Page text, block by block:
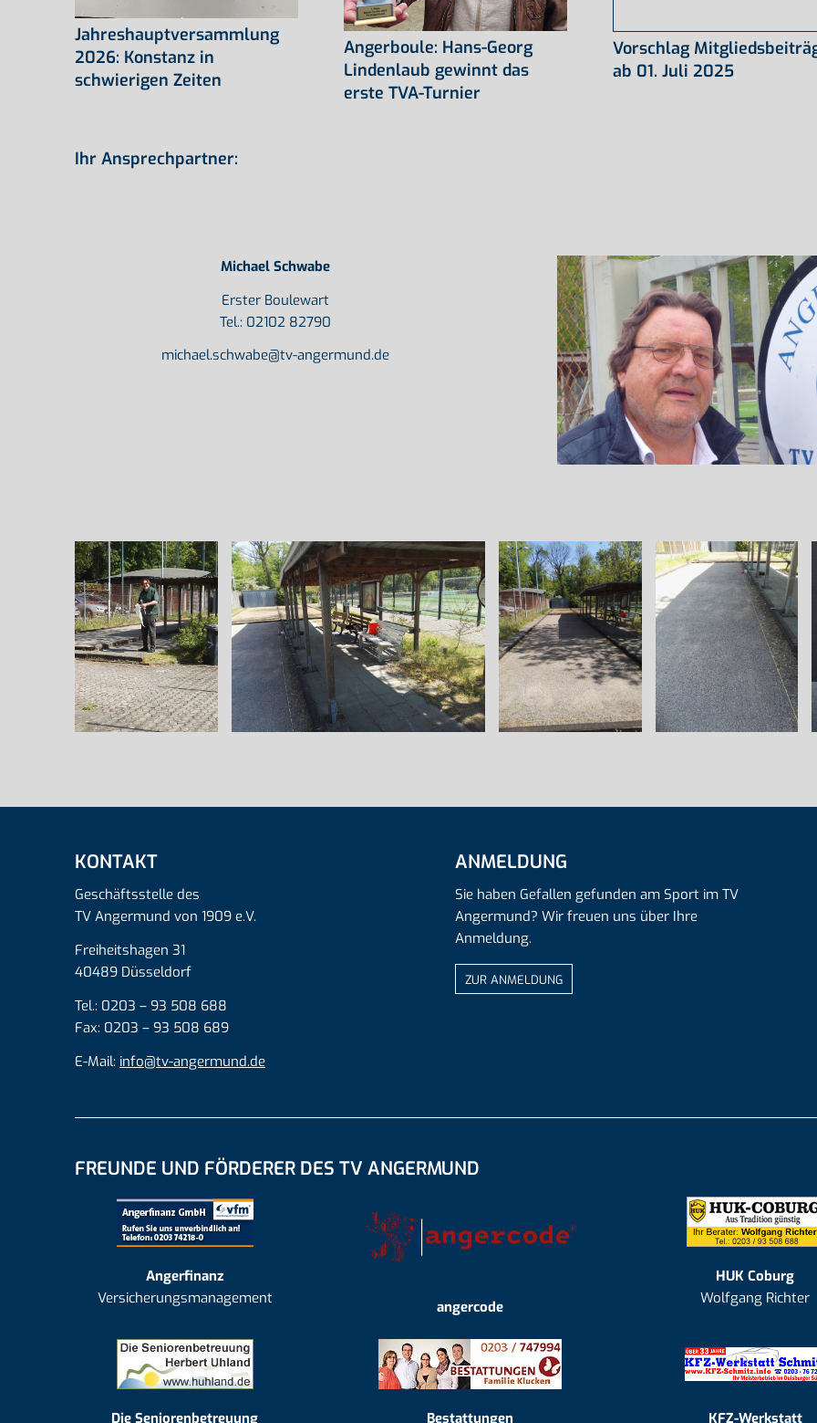
Jahreshauptversammlung
2026: Konstanz in
schwierigen Zeiten
Angerboule: Hans-Georg
Lindenlaub gewinnt das
erste TVA-Turnier
Vorschlag
ab 01. Juli 2025
Ihr Ansprechpartner:
Michael Schwabe
Erster Boulewart
Tel.: 02102 82790
michael.schwabe@tv-angermund.de
KONTAKT
Geschäftsstelle des
TV Angermund von 1909 e.V.
Freiheitshagen 31
40489 Düsseldorf
Tel.: 0203 – 93 508 688
Fax: 0203 – 93 508 689
E-Mail: info@tv-angermund.de
ANMELDUNG
Sie haben Gefallen gefunden am Sport im TV
Angermund? Wir freuen uns über Ihre
Anmeldung.
ZUR ANMELDUNG
FREUNDE UND FÖRDERER DES TV ANGERMUND
Angerfinanz
Versicherungsmanagement
angercode
HUK Coburg
Wolfgang Richter
Die Seniorenbetreuung Bestattungen KFZ-Werkstatt